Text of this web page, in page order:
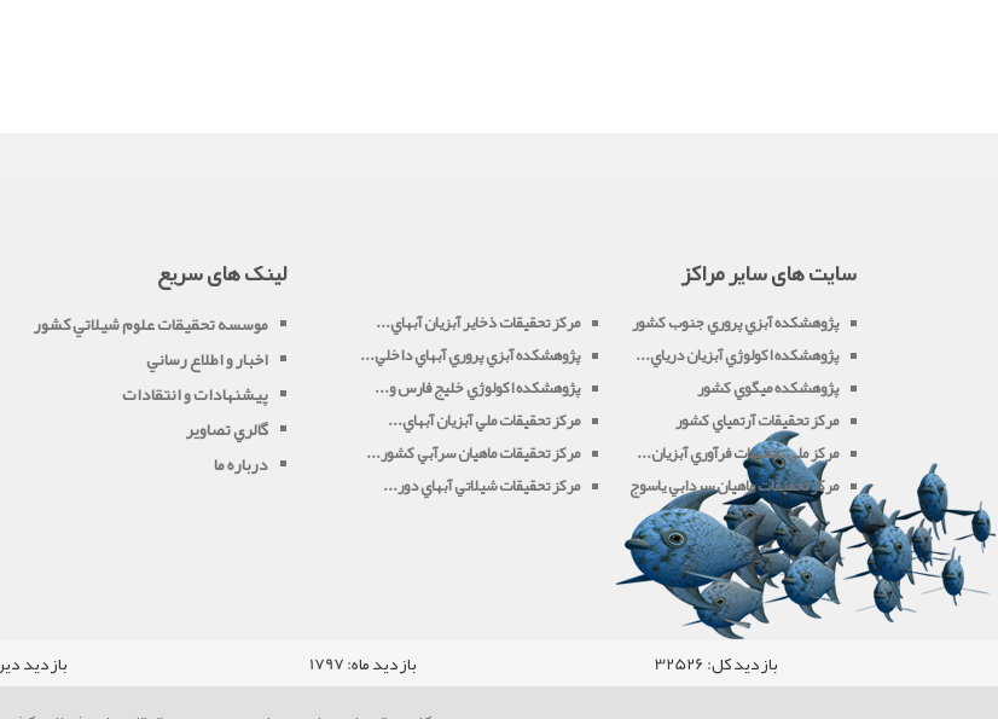
سایت های سایر مراکز
پژوهشکده آبزي پروري جنوب کشور
مرکز تحقيقات ذخاير آبزيان آبهاي...
پژوهشکده اکولوژي آبزيان درياي...
پژوهشکده آبزي پروري آبهاي داخلي...
پژوهشکده ميگوي کشور
پژوهشکده اکولوژي خليج فارس و...
مرکز تحقيقات آرتمياي کشور
مرکز تحقيقات ملي آبزيان آبهاي...
مرکز ملي تحقيقات فرآوري آبزيان...
مرکز تحقيقات ماهيان سرآبي کشور...
مرکز تحقيقات ماهيان سردابي ياسوج
مرکز تحقيقات شيلاتي آبهاي دور...
لینک های سریع
موسسه تحقيقات علوم شيلاتي کشور
اخبار و اطلاع رساني
پیشنهادات و انتقادات
گالري تصاوير
درباره ما
بازدید بازدید ماه:1797 بازدید کل:32526